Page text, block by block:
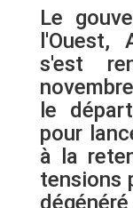
Le
l'Ouest,
s'est
le
pour
à la
tensions
dégénéré